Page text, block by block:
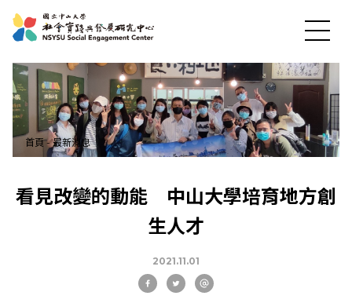
最新消息
關於中心
社會實踐
首頁 - 最新消息
看見改變的動能 中山大學培育地方創
生人才
2021.11.01